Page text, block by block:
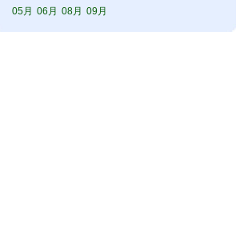
05月 06月 08月 09月